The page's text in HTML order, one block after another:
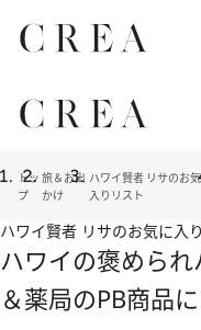
トッ
プ
旅＆お出
かけ
ハワイ賢者 リサのお
入りリスト
ハワイ賢者 リサのお気に入
ハワイの褒めら
＆薬局のPB商品